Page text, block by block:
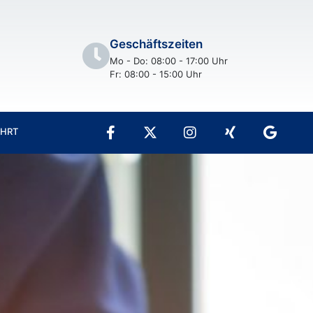
Geschäftszeiten
Mo - Do: 08:00 - 17:00 Uhr
Fr: 08:00 - 15:00 Uhr